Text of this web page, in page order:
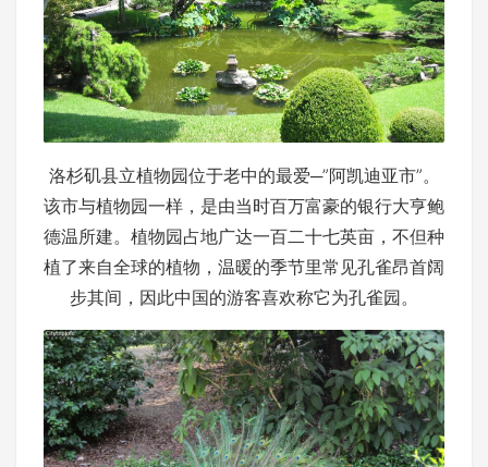
洛杉矶县立植物园位于老中的最爱─”阿凯迪亚市”。
该市与植物园一样，是由当时百万富豪的银行大亨鲍
德温所建。植物园占地广达一百二十七英亩，不但种
植了来自全球的植物，温暖的季节里常见孔雀昂首阔
步其间，因此中国的游客喜欢称它为孔雀园。